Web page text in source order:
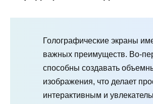
Голографические экраны
важных преимуществ. Во-
способны создавать
изображения, что делает
интерактивным и